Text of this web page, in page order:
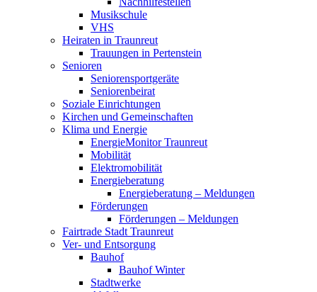
Musikschule
VHS
Heiraten in Traunreut
Trauungen in Pertenstein
Senioren
Seniorensportgeräte
Seniorenbeirat
Soziale Einrichtungen
Kirchen und Gemeinschaften
Klima und Energie
EnergieMonitor Traunreut
Mobilität
Elektromobilität
Energieberatung
Energieberatung – Meldungen
Förderungen
Förderungen – Meldungen
Fairtrade Stadt Traunreut
Ver- und Entsorgung
Bauhof
Bauhof Winter
Stadtwerke